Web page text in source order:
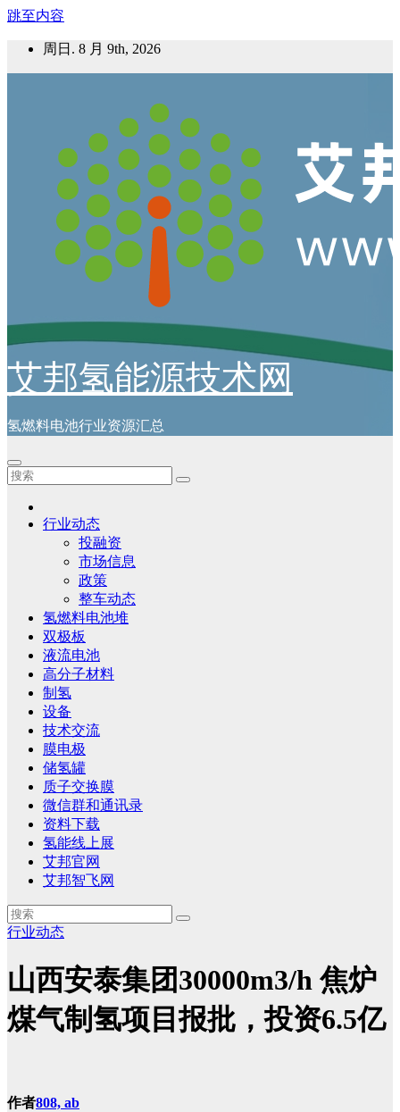
跳至内容
周日. 8 月 9th, 2026
艾邦氢能源技术网
氢燃料电池行业资源汇总
行业动态
投融资
市场信息
政策
整车动态
氢燃料电池堆
双极板
液流电池
高分子材料
制氢
设备
技术交流
膜电极
储氢罐
质子交换膜
微信群和通讯录
资料下载
氢能线上展
艾邦官网
艾邦智飞网
行业动态
山西安泰集团30000m3/h 焦炉
煤气制氢项目报批，投资6.5亿
作者808, ab